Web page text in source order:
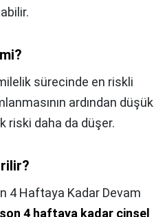
sürecinde en riskli
ardından düşük
riski daha da düşer.
4 Haftaya Kadar Devam
son 4 haftaya kadar cinsel